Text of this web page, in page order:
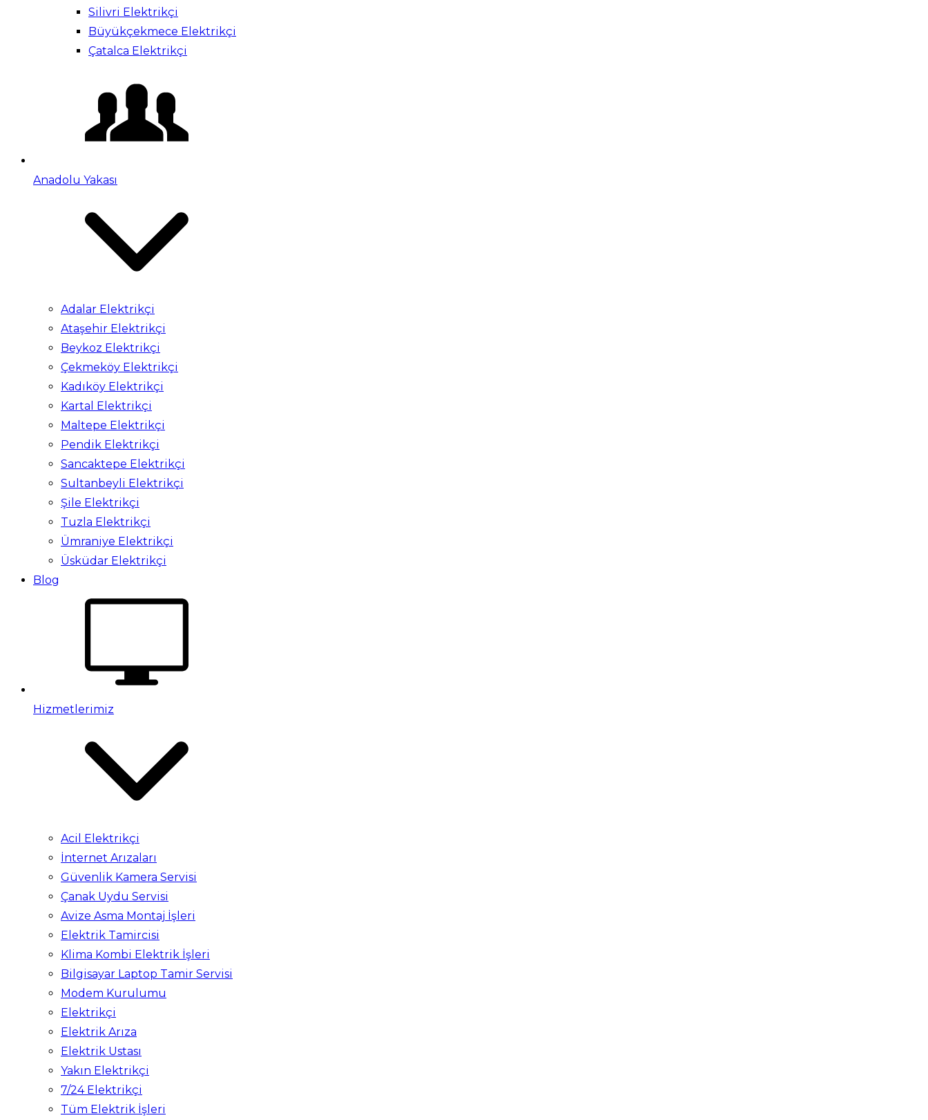
Silivri Elektrikçi
Büyükçekmece Elektrikçi
Çatalca Elektrikçi
Anadolu Yakası
Adalar Elektrikçi
Ataşehir Elektrikçi
Beykoz Elektrikçi
Çekmeköy Elektrikçi
Kadıköy Elektrikçi
Kartal Elektrikçi
Maltepe Elektrikçi
Pendik Elektrikçi
Sancaktepe Elektrikçi
Sultanbeyli Elektrikçi
Şile Elektrikçi
Tuzla Elektrikçi
Ümraniye Elektrikçi
Üsküdar Elektrikçi
Blog
Hizmetlerimiz
Acil Elektrikçi
İnternet Arızaları
Güvenlik Kamera Servisi
Çanak Uydu Servisi
Avize Asma Montaj İşleri
Elektrik Tamircisi
Klima Kombi Elektrik İşleri
Bilgisayar Laptop Tamir Servisi
Modem Kurulumu
Elektrikçi
Elektrik Arıza
Elektrik Ustası
Yakın Elektrikçi
7/24 Elektrikçi
Tüm Elektrik İşleri